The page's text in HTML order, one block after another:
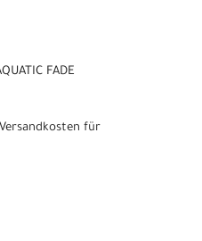
FADE
Versandkosten für